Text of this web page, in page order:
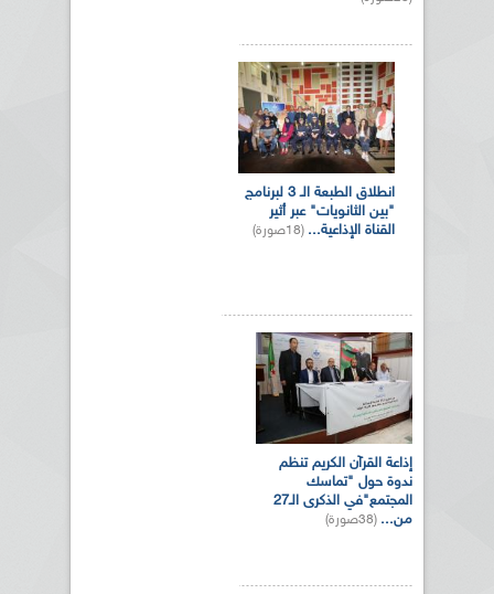
انطلاق الطبعة الـ 3 لبرنامج
"بين الثانويات" عبر أثير
القناة الإذاعية... (18صورة)
إذاعة القرآن الكريم تنظم
ندوة حول "تماسك
المجتمع"في الذكرى الـ27
من... (38صورة)